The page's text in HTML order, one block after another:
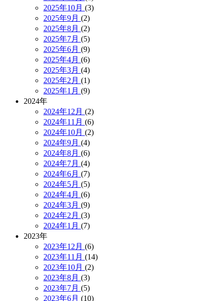
2025年10月 (3)
2025年9月 (2)
2025年8月 (2)
2025年7月 (5)
2025年6月 (9)
2025年4月 (6)
2025年3月 (4)
2025年2月 (1)
2025年1月 (9)
2024年
2024年12月 (2)
2024年11月 (6)
2024年10月 (2)
2024年9月 (4)
2024年8月 (6)
2024年7月 (4)
2024年6月 (7)
2024年5月 (5)
2024年4月 (6)
2024年3月 (9)
2024年2月 (3)
2024年1月 (7)
2023年
2023年12月 (6)
2023年11月 (14)
2023年10月 (2)
2023年8月 (3)
2023年7月 (5)
2023年6月 (10)